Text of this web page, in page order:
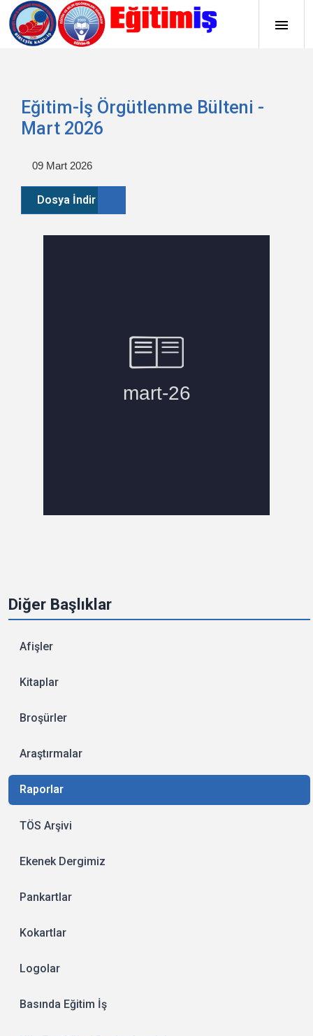
Diğer Başlıklar
Afişler
Kitaplar
Broşürler
Araştırmalar
Raporlar
TÖS Arşivi
Ekenek Dergimiz
Pankartlar
Kokartlar
Logolar
Basında Eğitim İş
Eğitim-İş Örgütlenme Bülteni -
Mart 2026
09 Mart 2026
Dosya İndir